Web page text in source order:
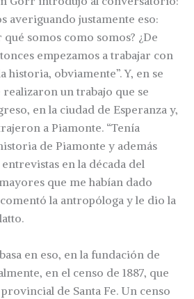
averiguando justamente eso:
qué somos como somos? ¿De
empezamos a trabajar con
historia, obviamente”. Y, en se
un trabajo que se
en la ciudad de Esperanza y,
a Piamonte. “Tenía
de Piamonte y además
en la década del
que me habían dado
la antropóloga y le dio la
en eso, en la fundación de
en el censo de 1887, que
de Santa Fe. Un censo